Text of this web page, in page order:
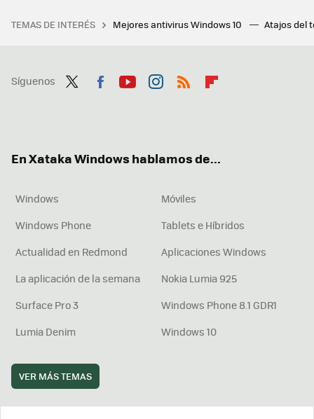
TEMAS DE INTERÉS Mejores antivirus Windows 10 Atajos del
Síguenos
En Xataka Windows hablamos de...
Windows
Móviles
Windows Phone
Tablets e Híbridos
Actualidad en Redmond
Aplicaciones Windows
La aplicación de la semana
Nokia Lumia 925
Surface Pro 3
Windows Phone 8.1 GDR1
Lumia Denim
Windows 10
VER MÁS TEMAS